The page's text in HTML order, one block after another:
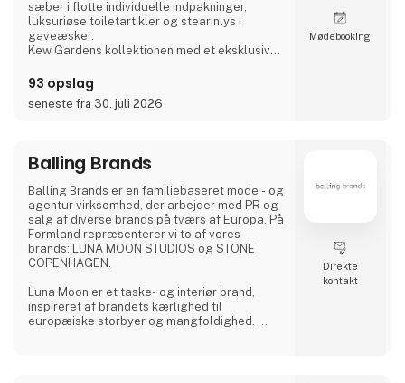
sæber i flotte individuelle indpakninger,
luksuriøse toiletartikler og stearinlys i
gaveæsker.
Kew Gardens kollektionen med et eksklusivt
håndcremer og håndrensere inspireret af
planternes duft og skønhed i Royal Botanic
Gardens i Kew, London.
måtter til kæledy
93 opslag
seneste fra 30. juli 2026
Møde­booking
Balling Brands
Balling Brands er en familiebaseret mode - og
agentur virksomhed, der arbejder med PR og
salg af diverse brands på tværs af Europa. På
Formland repræsenterer vi to af vores
brands: LUNA MOON STUDIOS og STONE
COPENHAGEN.
Luna Moon er et taske- og interiør brand,
inspireret af brandets kærlighed til
europæiske storbyer og mangfoldighed.
Direkte
kontakt